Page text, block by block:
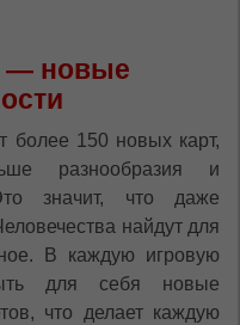
— новые
более 150 новых карт,
разнообразия и
значит, что даже
найдут для
В каждую игровую
для себя новые
что делает каждую